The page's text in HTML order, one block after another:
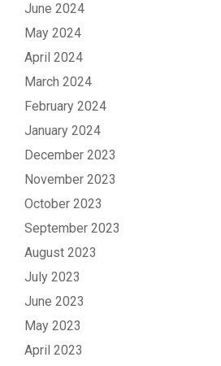
June 2024
May 2024
April 2024
March 2024
February 2024
January 2024
December 2023
November 2023
October 2023
September 2023
August 2023
July 2023
June 2023
May 2023
April 2023